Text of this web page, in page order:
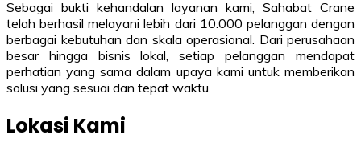
Sebagai bukti kehandalan layanan kami, Sahabat Crane
telah berhasil melayani lebih dari 10.000 pelanggan dengan
berbagai kebutuhan dan skala operasional. Dari perusahaan
besar hingga bisnis lokal, setiap pelanggan mendapat
perhatian yang sama dalam upaya kami untuk memberikan
solusi yang sesuai dan tepat waktu.
Lokasi Kami